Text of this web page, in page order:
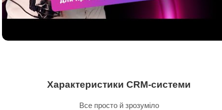
Характеристики CRM-системи
Все просто й зрозуміло